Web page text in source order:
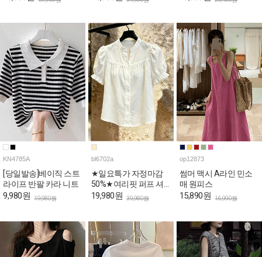
KN4785A
[당일발송]베이직 스트
라이프 반팔 카라 니트
9,980원 19,980원
bl6702a
★일요특가 자정마감
50%★여리핏 퍼프 셔
링 반소매 블라우스
19,980원 39,980원
op12873
썸머 맥시 A라인 민소
매 원피스
15,890원 16,990원